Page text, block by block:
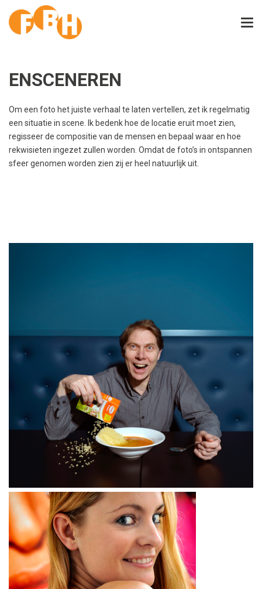
ENSCENEREN
Om een foto het juiste verhaal te laten vertellen, zet ik regelmatig
een situatie in scene. Ik bedenk hoe de locatie eruit moet zien,
regisseer de compositie van de mensen en bepaal waar en hoe
rekwisieten ingezet zullen worden. Omdat de foto’s in ontspannen
sfeer genomen worden zien zij er heel natuurlijk uit.